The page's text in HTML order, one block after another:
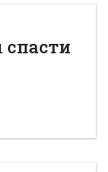
спасти